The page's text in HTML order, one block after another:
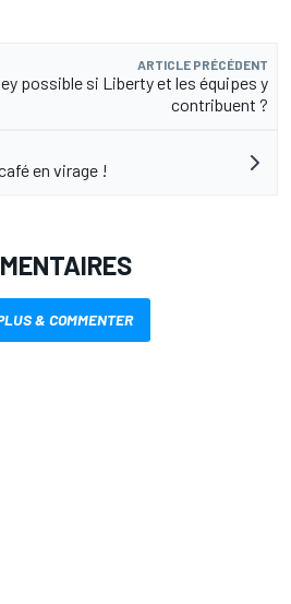
ARTICLE PRÉCÉDENT
possible si Liberty et les équipes y
contribuent ?
en virage !
& COMMENTER